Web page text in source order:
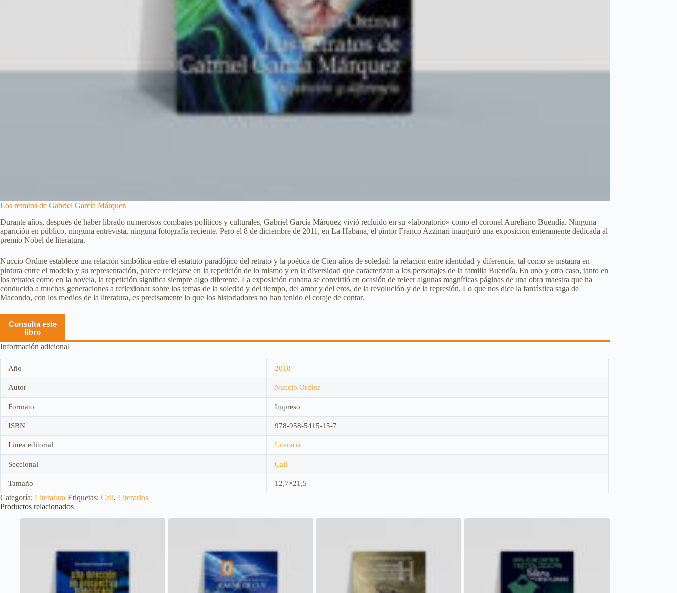
Los retratos de Gabriel García Márquez
Durante años, después de haber librado numerosos combates políticos y culturales, Gabriel García Márquez vivió recluido en su «laboratorio» como el coronel Aureliano Buendía. Ninguna
aparición en público, ninguna entrevista, ninguna fotografía reciente. Pero el 8 de diciembre de 2011, en La Habana, el pintor Franco Azzinari inauguró una exposición enteramente dedicada al
premio Nobel de literatura.
Nuccio Ordine establece una relación simbólica entre el estatuto paradójico del retrato y la poética de Cien años de soledad: la relación entre identidad y diferencia, tal como se instaura en
pintura entre el modelo y su representación, parece reflejarse en la repetición de lo mismo y en la diversidad que caracterizan a los personajes de la familia Buendía. En uno y otro caso, tanto en
los retratos como en la novela, la repetición significa siempre algo diferente. La exposición cubana se convirtió en ocasión de releer algunas magníficas páginas de una obra maestra que ha
conducido a muchas generaciones a reflexionar sobre los temas de la soledad y del tiempo, del amor y del eros, de la revolución y de la represión. Lo que nos dice la fantástica saga de
Macondo, con los medios de la literatura, es precisamente lo que los historiadores no han tenido el coraje de contar.
Consulta este
libro
Información adicional
Año 2018
Autor Nuccio Ordine
Formato Impreso
ISBN 978-958-5415-15-7
Línea editorial Literaria
Seccional Cali
Tamaño 12,7×21,5
Categoría: Literatura Etiquetas: Cali, Literarios
Productos relacionados